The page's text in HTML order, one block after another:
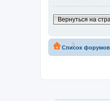
Вернуться на
Список форумов